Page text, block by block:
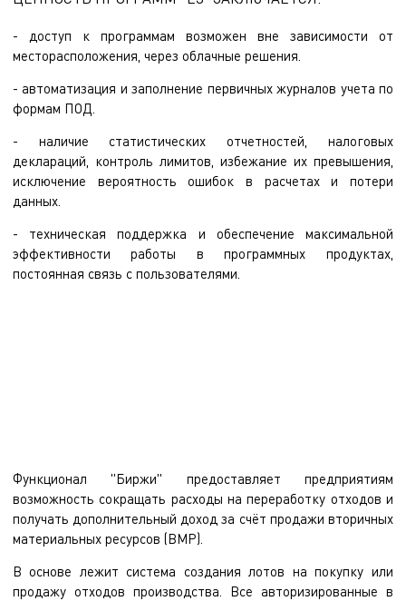
- доступ к программам возможен вне зависимости от
месторасположения, через облачные решения.
- автоматизация и заполнение первичных журналов учета по
формам ПОД.
- наличие статистических отчетностей, налоговых
деклараций, контроль лимитов, избежание их превышения,
исключение вероятность ошибок в расчетах и потери
данных.
- техническая поддержка и обеспечение максимальной
эффективности работы в программных продуктах,
постоянная связь с пользователями.
Функционал "Биржи" предоставляет предприятиям
возможность сокращать расходы на переработку отходов и
получать дополнительный доход за счёт продажи вторичных
материальных ресурсов (ВМР).
В основе лежит система создания лотов на покупку или
продажу отходов производства. Все авторизированные в